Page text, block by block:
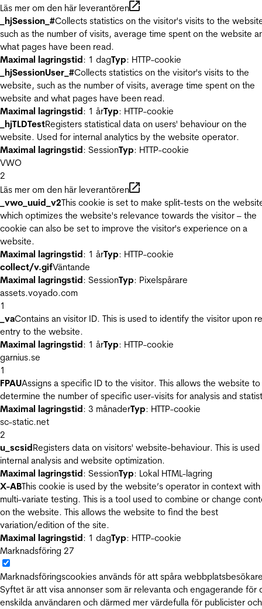
Läs mer om den här leverantören
_hjSession_#Collects statistics on the visitor's visits to the
such as the number of visits, average time spent on the website
what pages have been read.
Maximal lagringstid: 1 dagTyp: HTTP-cookie
_hjSessionUser_#Collects statistics on the visitor's visits to the
website, such as the number of visits, average time spent on the
website and what pages have been read.
Maximal lagringstid: 1 årTyp: HTTP-cookie
_hjTLDTestRegisters statistical data on users' behaviour on the
website. Used for internal analytics by the website operator.
Maximal lagringstid: SessionTyp: HTTP-cookie
VWO
2
Läs mer om den här leverantören
_vwo_uuid_v2This cookie is set to make split-tests on the
which optimizes the website's relevance towards the visitor – the
cookie can also be set to improve the visitor's experience on a
website.
Maximal lagringstid: 1 årTyp: HTTP-cookie
collect/v.gifVäntande
Maximal lagringstid: SessionTyp: Pixelspårare
assets.voyado.com
1
_vaContains an visitor ID. This is used to identify the visitor upon
entry to the website.
Maximal lagringstid: 1 årTyp: HTTP-cookie
garnius.se
1
FPAUAssigns a specific ID to the visitor. This allows the website to
determine the number of specific user-visits for analysis and
Maximal lagringstid: 3 månaderTyp: HTTP-cookie
sc-static.net
2
u_scsidRegisters data on visitors' website-behaviour. This is
internal analysis and website optimization.
Maximal lagringstid: SessionTyp: Lokal HTML-lagring
X-ABThis cookie is used by the website’s operator in context with
multi-variate testing. This is a tool used to combine or change
on the website. This allows the website to find the best
variation/edition of the site.
Maximal lagringstid: 1 dagTyp: HTTP-cookie
Marknadsföring 27
Marknadsföringscookies används för att spåra
Syftet är att visa annonser som är relevanta och engagerande för
enskilda användaren och därmed mer värdefulla för publicister och